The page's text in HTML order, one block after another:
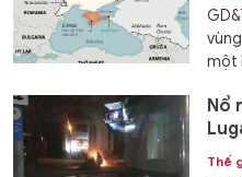
một
Nổ
Thế